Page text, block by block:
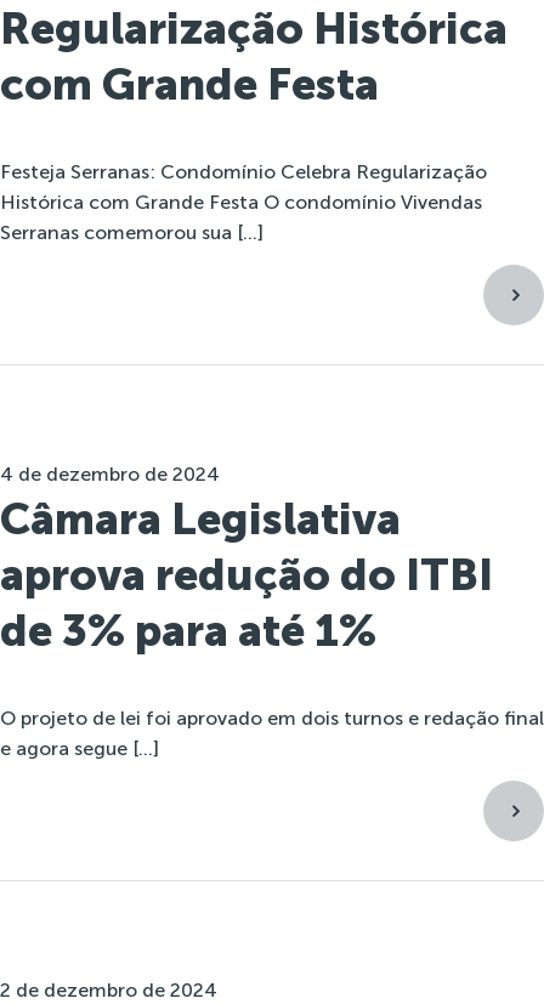
Regularização Histórica
com Grande Festa
Festeja Serranas: Condomínio Celebra Regularização
Histórica com Grande Festa O condomínio Vivendas
Serranas comemorou sua […]
4 de dezembro de 2024
Câmara Legislativa
aprova redução do ITBI
de 3% para até 1%
O projeto de lei foi aprovado em dois turnos e redação final
e agora segue […]
2 de dezembro de 2024